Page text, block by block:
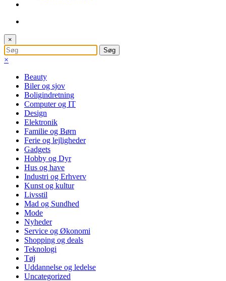
×
×
Beauty
Biler og sjov
Boligindretning
Computer og IT
Design
Elektronik
Familie og Børn
Ferie og lejligheder
Gadgets
Hobby og Dyr
Hus og have
Industri og Erhverv
Kunst og kultur
Livsstil
Mad og Sundhed
Mode
Nyheder
Service og Økonomi
Shopping og deals
Teknologi
Tøj
Uddannelse og ledelse
Uncategorized